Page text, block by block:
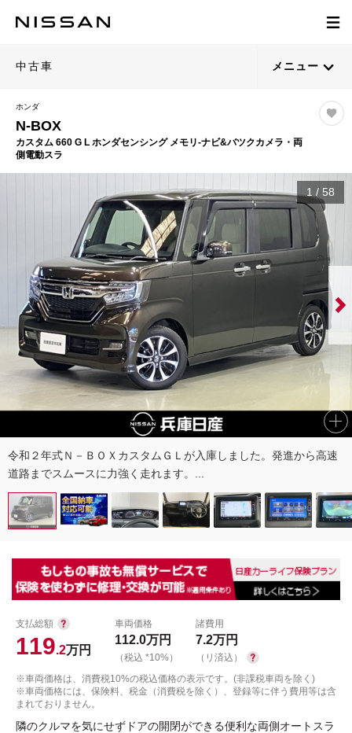
中古車 メニュー
ホンダ
N-BOX
カスタム 660 G L ホンダセンシング メモリ-ナビ&バツクカメラ・両
側電動スラ
1 / 58
令和２年式Ｎ－ＢＯＸカスタムＧＬが入庫しました。発進から高速
道路までスムースに力強く走れます。...
支払総額
119.2万円
車両価格
112.0万円
（税込 *10%）
諸費用
7.2万円
（リ済込）
※車両価格は、消費税10%の税込価格の表示です。(非課税車両を除く)
※車両価格には、保険料、税金（消費税を除く）、登録等に伴う費用等は含
まれておりません。
隣のクルマを気にせずドアの開閉ができる便利な両側オートスラ